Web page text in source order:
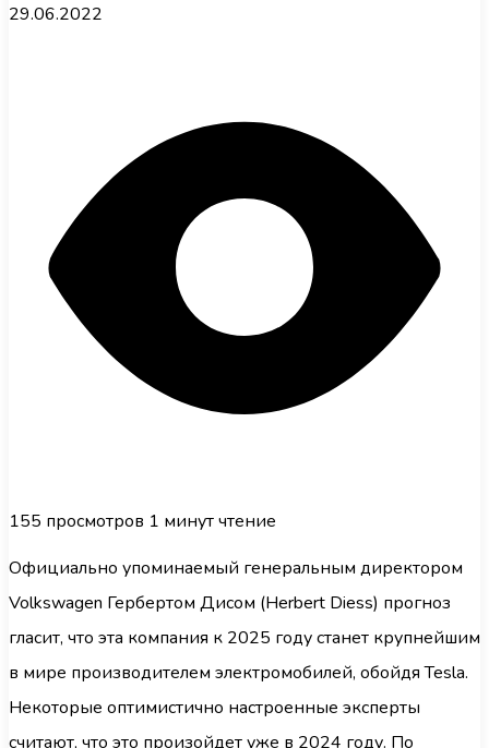
29.06.2022
155 просмотров 1 минут чтение
Официально упоминаемый генеральным директором
Volkswagen Гербертом Дисом (Herbert Diess) прогноз
гласит, что эта компания к 2025 году станет крупнейшим
в мире производителем электромобилей, обойдя Tesla.
Некоторые оптимистично настроенные эксперты
считают, что это произойдет уже в 2024 году. По